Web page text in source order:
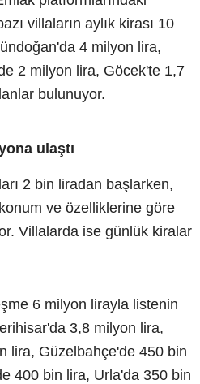
villaların aylık kirası 10
4 milyon lira,
2 milyon lira, Göcek'te 1,7
bulunuyor.
ulaştı
2 bin liradan başlarken,
ve özelliklerine göre
Villalarda ise günlük kiralar
6 milyon lirayla listenin
3,8 milyon lira,
lira, Güzelbahçe'de 450 bin
400 bin lira, Urla'da 350 bin